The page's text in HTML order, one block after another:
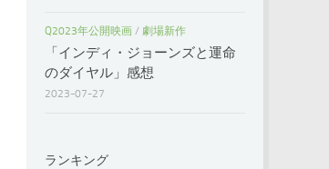
Q2023年公開映画 / 劇場新作
「インディ・ジョーンズと運命
のダイヤル」感想
2023-07-27
ランキング